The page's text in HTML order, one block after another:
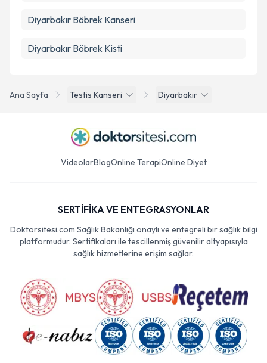
Ana Sayfa Testis Kanseri Diyarbakır
Diyarbakır Böbrek Kanseri
Diyarbakır Böbrek Kisti
VideolarBlogOnline TerapiOnline Diyet
SERTİFİKA VE ENTEGRASYONLAR
Doktorsitesi.com Sağlık Bakanlığı onaylı ve entegreli bir sağlık bilgi
platformudur. Sertifikaları ile tescillenmiş güvenilir altyapısıyla
sağlık hizmetlerine erişim sağlar.